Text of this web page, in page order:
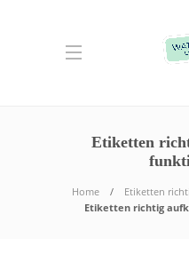
Etiketten
Home
Etiketten
Etiketten richtig